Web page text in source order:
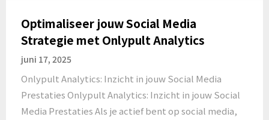
Optimaliseer jouw Social Media
Strategie met Onlypult Analytics
juni 17, 2025
Onlypult Analytics: Inzicht in jouw Social Media
Prestaties Onlypult Analytics: Inzicht in jouw Social
Media Prestaties Als je actief bent op social media,